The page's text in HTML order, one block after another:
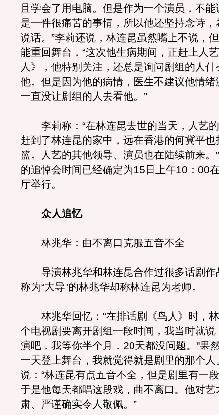
且学会了用电脑。但是作为一个演员，不能
是一件很痛苦的事情，所以他还坚持念诗，
说话。”李莉还说，林连昆虽然嘴上不说，
能重回舞台，“这次他生病期间，正赶上人
人》，他特别关注，还总是询问剧组的人什
他。但是因为他的病情，医生不建议他情绪
一直没让剧组的人去看他。”
李莉称：“在林连昆去世的当天，人艺
赶到了林连昆的家中，远在香港的何冀平也
篮。人艺的其他领导、演员也在陆续前来。
的追悼会时间已经确定为15日上午10：00
厅举行。
众人追忆
林兆华：曲不离口克服五音不全
导演林兆华和林连昆合作过很多话剧作
称为“大导”的林兆华却称林连昆为老师。
林兆华回忆：“在排话剧《鸟人》时，
个电视剧要离开剧组一段时间，我当时就说
演吧，我等你半个月，20天都没问题。"果
一天登上舞台，我就觉得就是剧里的那个人
说：“林连昆有点五音不全，但是剧里有一
于是他每天都唱这段戏，曲不离口。他对艺
肃、严谨确实令人敬佩。”